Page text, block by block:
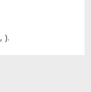
, ).